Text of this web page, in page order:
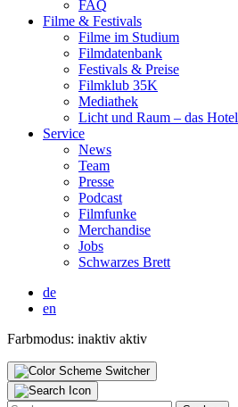
FAQ
Fil­me & Fes­ti­vals
Fil­me im Stu­di­um
Film­da­ten­bank
Fes­ti­vals & Prei­se
Film­klub 35K
Media­thek
Licht und Raum – das Hotel
Ser­vice
News
Team
Pres­se
Pod­cast
Film­fun­ke
Mer­chan­di­se
Jobs
Schwar­zes Brett
de
en
Farbmodus: inaktiv aktiv